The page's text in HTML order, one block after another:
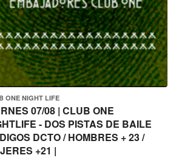
ONE NIGHT LIFE
07/08 | CLUB ONE
- DOS PISTAS DE BAILE
DCTO / HOMBRES + 23 /
+21 |